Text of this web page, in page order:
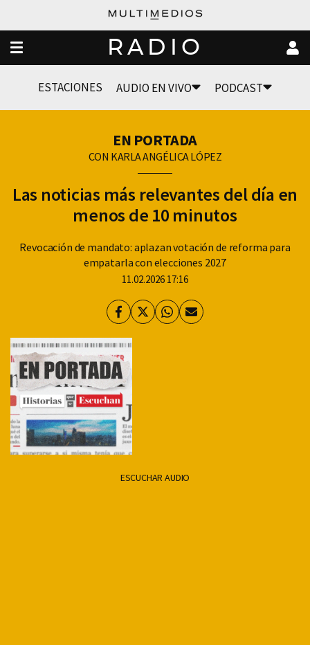
RADIO
ESTACIONES AUDIO EN VIVO PODCAST
EN PORTADA
CON KARLA ANGÉLICA LÓPEZ
Las noticias más relevantes del día en
menos de 10 minutos
Revocación de mandato: aplazan votación de reforma para
empatarla con elecciones 2027
11.02.2026 17:16
Facebook
TwitterWhatsapp
Enviar
ESCUCHAR AUDIO